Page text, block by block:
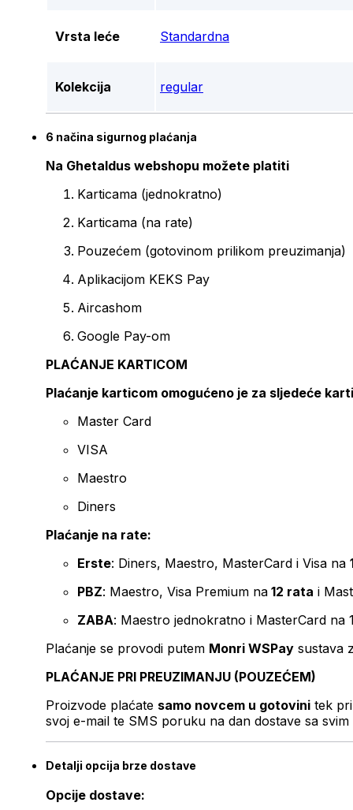
Vrsta leće Standardna
Kolekcija regular
6 načina sigurnog plaćanja
Na Ghetaldus webshopu možete platiti
Karticama (jednokratno)
Karticama (na rate)
Pouzećem (gotovinom prilikom preuzimanja)
Aplikacijom KEKS Pay
Aircashom
Google Pay-om
PLAĆANJE KARTICOM
Plaćanje karticom omogućeno je za sljedeće
Master Card
VISA
Maestro
Diners
Plaćanje na rate:
Erste: Diners, Maestro, MasterCard i Visa na
PBZ: Maestro, Visa Premium na 12 rata i
ZABA: Maestro jednokratno i MasterCard na
Plaćanje se provodi putem Monri WSPay sustava
PLAĆANJE PRI PREUZIMANJU (POUZEĆEM)
Proizvode plaćate samo novcem u gotovini tek
svoj e-mail te SMS poruku na dan dostave sa svim
Detalji opcija brze dostave
Opcije dostave: